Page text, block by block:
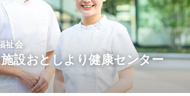
祉会
設おとしより健康センター